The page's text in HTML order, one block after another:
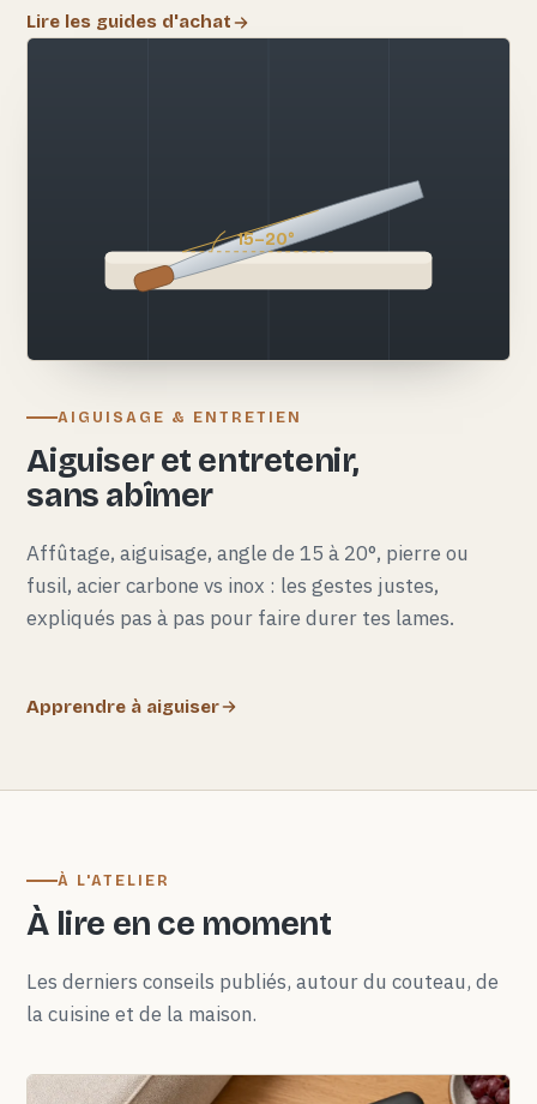
Lire les guides d'achat
15–20°
AIGUISAGE & ENTRETIEN
Aiguiser et entretenir,
sans abîmer
Affûtage, aiguisage, angle de 15 à 20°, pierre ou
fusil, acier carbone vs inox : les gestes justes,
expliqués pas à pas pour faire durer tes lames.
Apprendre à aiguiser
À L'ATELIER
À lire en ce moment
Les derniers conseils publiés, autour du couteau, de
la cuisine et de la maison.